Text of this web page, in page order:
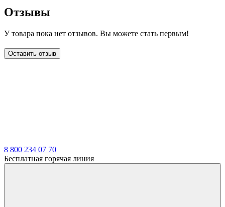
Отзывы
У товара пока нет отзывов. Вы можете стать первым!
Оставить отзыв
8 800 234 07 70
Бесплатная горячая линия